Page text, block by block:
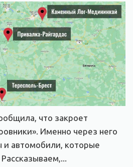
что закроет
Именно через него
и автомобили, которые